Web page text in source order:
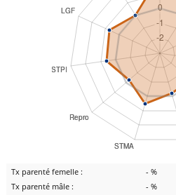
Tx parenté femelle : - %
Tx parenté mâle :
- %